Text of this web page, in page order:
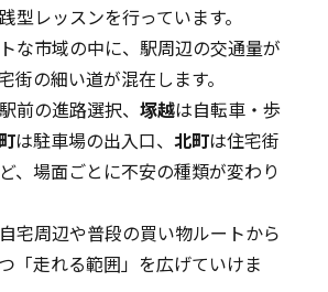
型レッスンを行っています。
な市域の中に、駅周辺の交通量が
街の細い道が混在します。
前の進路選択、塚越は自転車・歩
は駐車場の出入口、北町は住宅街
、場面ごとに不安の種類が変わり
宅周辺や普段の買い物ルートから
「走れる範囲」を広げていけま